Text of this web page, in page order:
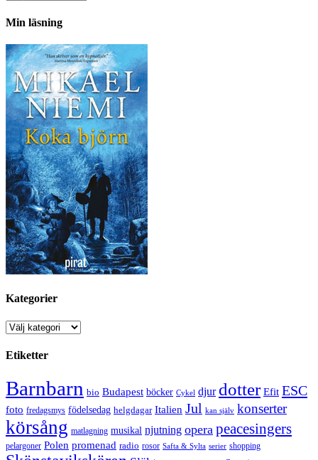
Min läsning
Kategorier
Kategorier
Etiketter
Barnbarn bio Budapest böcker Cykel djur dotter Efit ESC
foto fredagsmys födelsedag helgdagar Italien Jul kan själv konserter
körsång matlagning musikal njutning opera peacesingers
pelargoner Polen promenad radio rosor Safta & Sylta serier shopping